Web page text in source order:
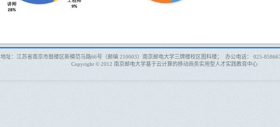
地址：江苏省南京市鼓楼区新模范马路66号（邮编 210003）南京邮电大学三牌楼校区图科楼； 办公电话： 025-
Copyright © 2012 南京邮电大学基于云计算的移动商务实用型人才实践教育中心